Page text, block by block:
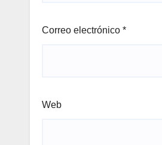
Correo electrónico *
Web